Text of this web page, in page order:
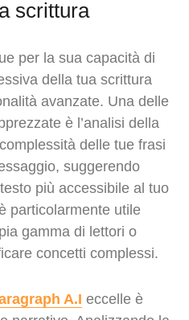
scrittura
per la sua capacità di
della tua scrittura
avanzate. Una delle
è l’analisi della
delle tue frasi
suggerendo
più accessibile al tuo
particolarmente utile
gamma di lettori o
concetti complessi.
A.I eccelle è